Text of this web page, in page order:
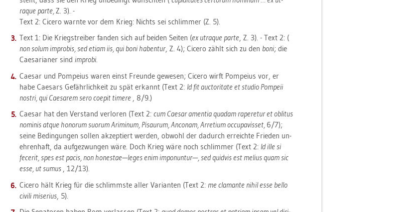
raque parte, Z. 3). -
Text 2: Ci­ce­ro warn­te vor dem Krieg: Nichts sei schlim­mer (Z. 5).
Text 1: Die Kriegs­trei­ber fan­den sich auf bei­den Sei­ten (ex ut­raque parte, Z. 3). - Text 2: (
non solum im­pro­bis, sed etiam iis, qui boni ha­ben­tur, Z. 4); Ci­ce­ro zählt sich zu den boni; die
Cae­sa­ria­ner sind im­pro­bi.
Cae­sar und Pom­pei­us waren einst Freun­de ge­we­sen; Ci­ce­ro wirft Pom­pei­us vor, er
habe Cae­sars Ge­fähr­lich­keit zu spät er­kannt (Text 2: Id fit auc­to­ri­ta­te et stu­dio Pom­peii
nos­tri, qui Cae­sa­rem sero co­epit ti­me­re
, 8/9.)
Cae­sar hat den Ver­stand ver­lo­ren (Text 2: cum Cae­sar amen­tia qua­dam ra­pe­retur et ob­li­tus
no­mi­nis atque ho­no­rum suo­rum Ar­i­mi­num, Pi­sau­rum, An­co­nam, Ar­re­ti­um oc­cupa­vis­set, 6/7);
seine Be­din­gun­gen sol­len ak­zep­tiert wer­den, ob­wohl der da­durch er­reich­te Frie­den un­
eh­ren­haft, da auf­ge­zwun­gen wäre. Doch Krieg wäre noch schlim­mer (Text 2: Id ille si
fece­rit, spes est pacis, non ho­ne­stae—leges enim im­ponun­tur—, sed quid­vis est me­li­us quam sic
esse, ut sumus , 12/13).
Ci­ce­ro hält Krieg für die schlimms­te aller Va­ri­an­ten (Text 2: me cla­man­te nihil esse bello
ci­vi­li mi­se­ri­us, 5).